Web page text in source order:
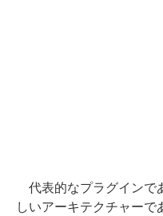
代表的なプラグインで
しいアーキテクチャー